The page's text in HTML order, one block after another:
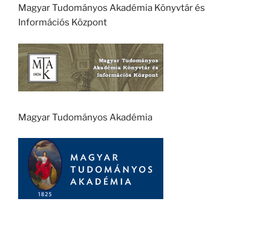
Magyar Tudományos Akadémia Könyvtár és
Információs Központ
Magyar Tudományos Akadémia